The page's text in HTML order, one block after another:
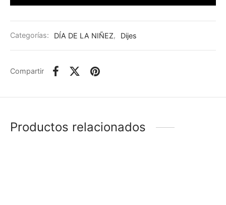
Categorías: DÍA DE LA NIÑEZ, Dijes
Compartir
Productos relacionados